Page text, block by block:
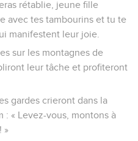
rétablie, jeune fille
avec tes tambourins et tu te
manifestent leur joie.
sur les montagnes de
leur tâche et profiteront
gardes crieront dans la
: « Levez-vous, montons à
»